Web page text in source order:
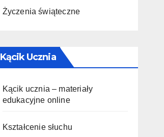
Życzenia świąteczne
Kącik Ucznia
Kącik ucznia – materiały
edukacyjne online
Kształcenie słuchu